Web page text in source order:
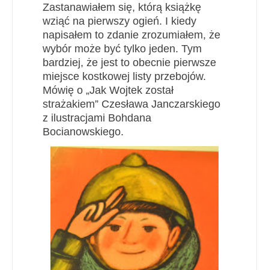
Zastanawiałem się, którą książkę
wziąć na pierwszy ogień. I kiedy
napisałem to zdanie zrozumiałem, że
wybór może być tylko jeden. Tym
bardziej, że jest to obecnie pierwsze
miejsce kostkowej listy przebojów.
Mówię o „Jak Wojtek został
strażakiem” Czesława Janczarskiego
z ilustracjami Bohdana
Bocianowskiego.